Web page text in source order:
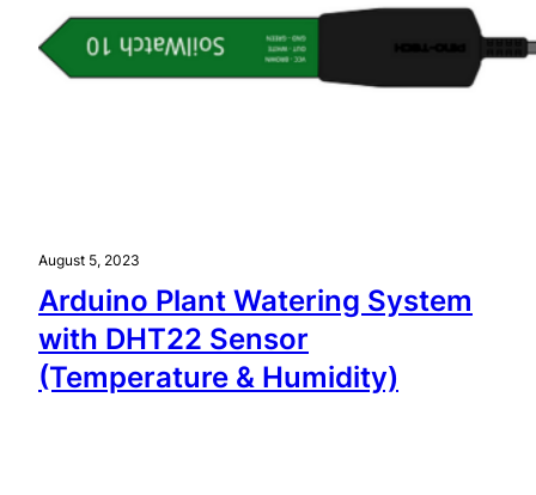
August 5, 2023
Arduino Plant Watering System
with DHT22 Sensor
(Temperature & Humidity)